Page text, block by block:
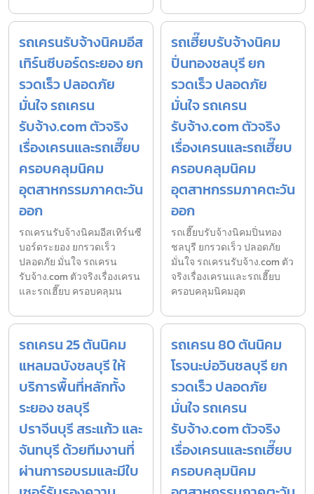
รถเครนรับจ้างนิคมอีส
เทิร์นซีบอร์ดระยอง ยก
รวดเร็ว ปลอดภัย
มั่นใจ รถเครน
รับจ้าง.com ตัวจริง
เรื่องเครนและรถเฮี๊ยบ
ครอบคลุมนิคม
อุตสาหกรรมภาคตะวัน
ออก
รถเครนรับจ้างนิคมอีสเทิร์นซี
บอร์ดระยอง ยกรวดเร็ว
ปลอดภัย มั่นใจ รถเครน
รับจ้าง.com ตัวจริงเรื่องเครน
และรถเฮี๊ยบ ครอบคลุมน
รถเฮี๊ยบรับจ้างนิคม
ปิ่นทองชลบุรี ยก
รวดเร็ว ปลอดภัย
มั่นใจ รถเครน
รับจ้าง.com ตัวจริง
เรื่องเครนและรถเฮี๊ยบ
ครอบคลุมนิคม
อุตสาหกรรมภาคตะวัน
ออก
รถเฮี๊ยบรับจ้างนิคมปิ่นทอง
ชลบุรี ยกรวดเร็ว ปลอดภัย
มั่นใจ รถเครนรับจ้าง.com ตัว
จริงเรื่องเครนและรถเฮี๊ยบ
ครอบคลุมนิคมอุต
รถเครน 25 ตันนิคม
แหลมฉบังชลบุรี ให้
บริการพื้นที่หลักทั้ง
ระยอง ชลบุรี
ปราจีนบุรี สระแก้ว และ
จันทบุรี ด้วยทีมงานที่
ผ่านการอบรมและมีใบ
รถเครน 80 ตันนิคม
โรจนะบ่อวินชลบุรี ยก
รวดเร็ว ปลอดภัย
มั่นใจ รถเครน
รับจ้าง.com ตัวจริง
เรื่องเครนและรถเฮี๊ยบ
ครอบคลุมนิคม